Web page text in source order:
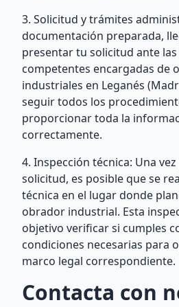
3. Solicitud y trámites
documentación preparada,
presentar tu solicitud ante
competentes encargadas de
industriales en Leganés
seguir todos los
proporcionar toda la
correctamente.
4. Inspección técnica: Una
solicitud, es posible que se
técnica en el lugar donde
obrador industrial. Esta
objetivo verificar si cumples
condiciones necesarias para
marco legal correspondiente.
Contacta con